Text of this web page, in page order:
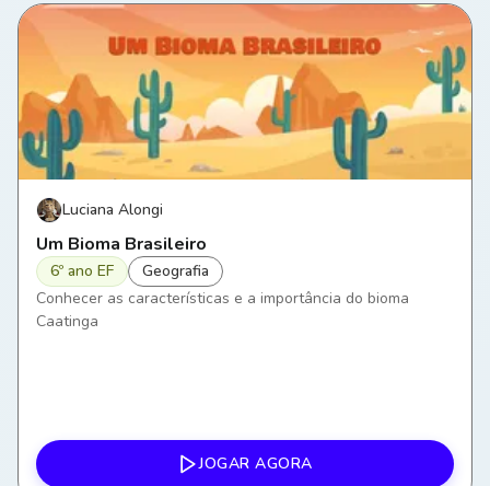
Luciana Alongi
Um Bioma Brasileiro
6º ano EF
Geografia
Conhecer as características e a importância do bioma
Caatinga
JOGAR AGORA